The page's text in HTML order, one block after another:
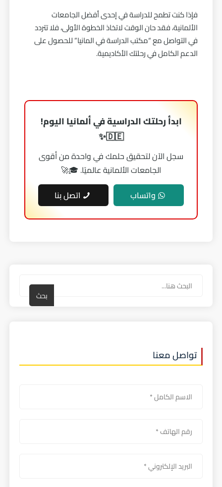
فإذا كنت تطمح للدراسة في إحدى أفضلالجامعات
الألمانية، فقد حان الوقت لاتخاذ الخطوة الأولى، فلا تتردد
في التواصل مع “مكتب الدراسة في المانيا” للحصول على
الدعم الكامل في رحلتك الأكاديمية.
ابدأ رحلتك الدراسية في ألمانيا اليوم!
🇩🇪✨
سجل الآن لتحقيق حلمك في واحدة من أقوى
الجامعات الألمانية عالميًا. 🎓🚀
واتساب
اتصل بنا
بحث
تواصل معنا